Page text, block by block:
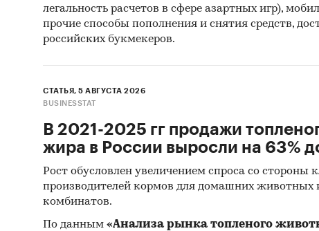
легальность расчетов в сфере азартных игр),
прочие способы пополнения и снятия средств,
российских букмекеров.
СТАТЬЯ, 5 АВГУСТА 2026
BUSINESSTAT
В 2021-2025 гг продажи
жира в России выросли на 63%
Рост обусловлен увеличением спроса со стороны
производителей кормов для домашних
комбинатов.
По данным «Анализа рынка топленого